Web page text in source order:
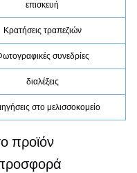
επισκευή
Κρατήσεις τραπεζιών
συνεδρίες
διαλέξεις
στο μελισσοκομείο
προϊόν
προσφορά